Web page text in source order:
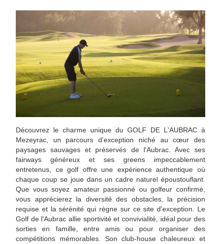
Découvrez le charme unique du GOLF DE L'AUBRAC à
Mezeyrac, un parcours d'exception niché au cœur des
paysages sauvages et préservés de l'Aubrac. Avec ses
fairways généreux et ses greens impeccablement
entretenus, ce golf offre une expérience authentique où
chaque coup se joue dans un cadre naturel époustouflant.
Que vous soyez amateur passionné ou golfeur confirmé,
vous apprécierez la diversité des obstacles, la précision
requise et la sérénité qui règne sur ce site d'exception. Le
Golf de l'Aubrac allie sportivité et convivialité, idéal pour des
sorties en famille, entre amis ou pour organiser des
compétitions mémorables. Son club-house chaleureux et